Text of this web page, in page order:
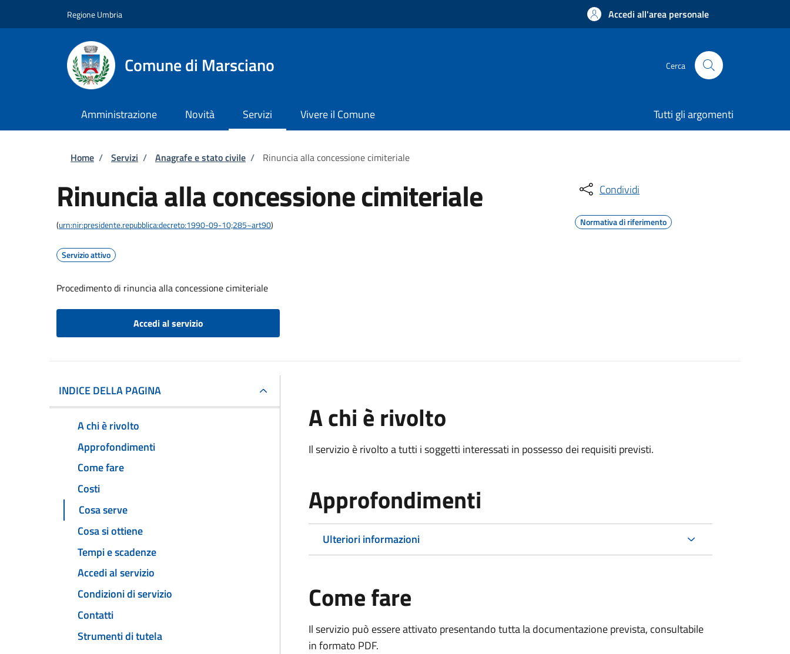
Regione Umbria Accedi all'area personale
Comune di Marsciano Cerca
Amministrazione Novità Servizi Vivere il Comune Tutti gli argomenti
Briciole di pane
Home / Servizi / Anagrafe e stato civile / Rinuncia alla concessione cimiteriale
Rinuncia alla concessione cimiteriale
(urn:nir:presidente.repubblica:decreto:1990-09-10;285~art90)
Servizio attivo
Procedimento di rinuncia alla concessione cimiteriale
Accedi al servizio
Condividi
Normativa di riferimento
INDICE DELLA PAGINA
A chi è rivolto
Approfondimenti
Come fare
Costi
Cosa serve
Cosa si ottiene
Tempi e scadenze
Accedi al servizio
Condizioni di servizio
Contatti
Strumenti di tutela
A chi è rivolto
Il servizio è rivolto a tutti i soggetti interessati in possesso dei requisiti previsti.
Approfondimenti
Ulteriori informazioni
Come fare
Il servizio può essere attivato presentando tutta la documentazione prevista, consultabile
in formato PDF.